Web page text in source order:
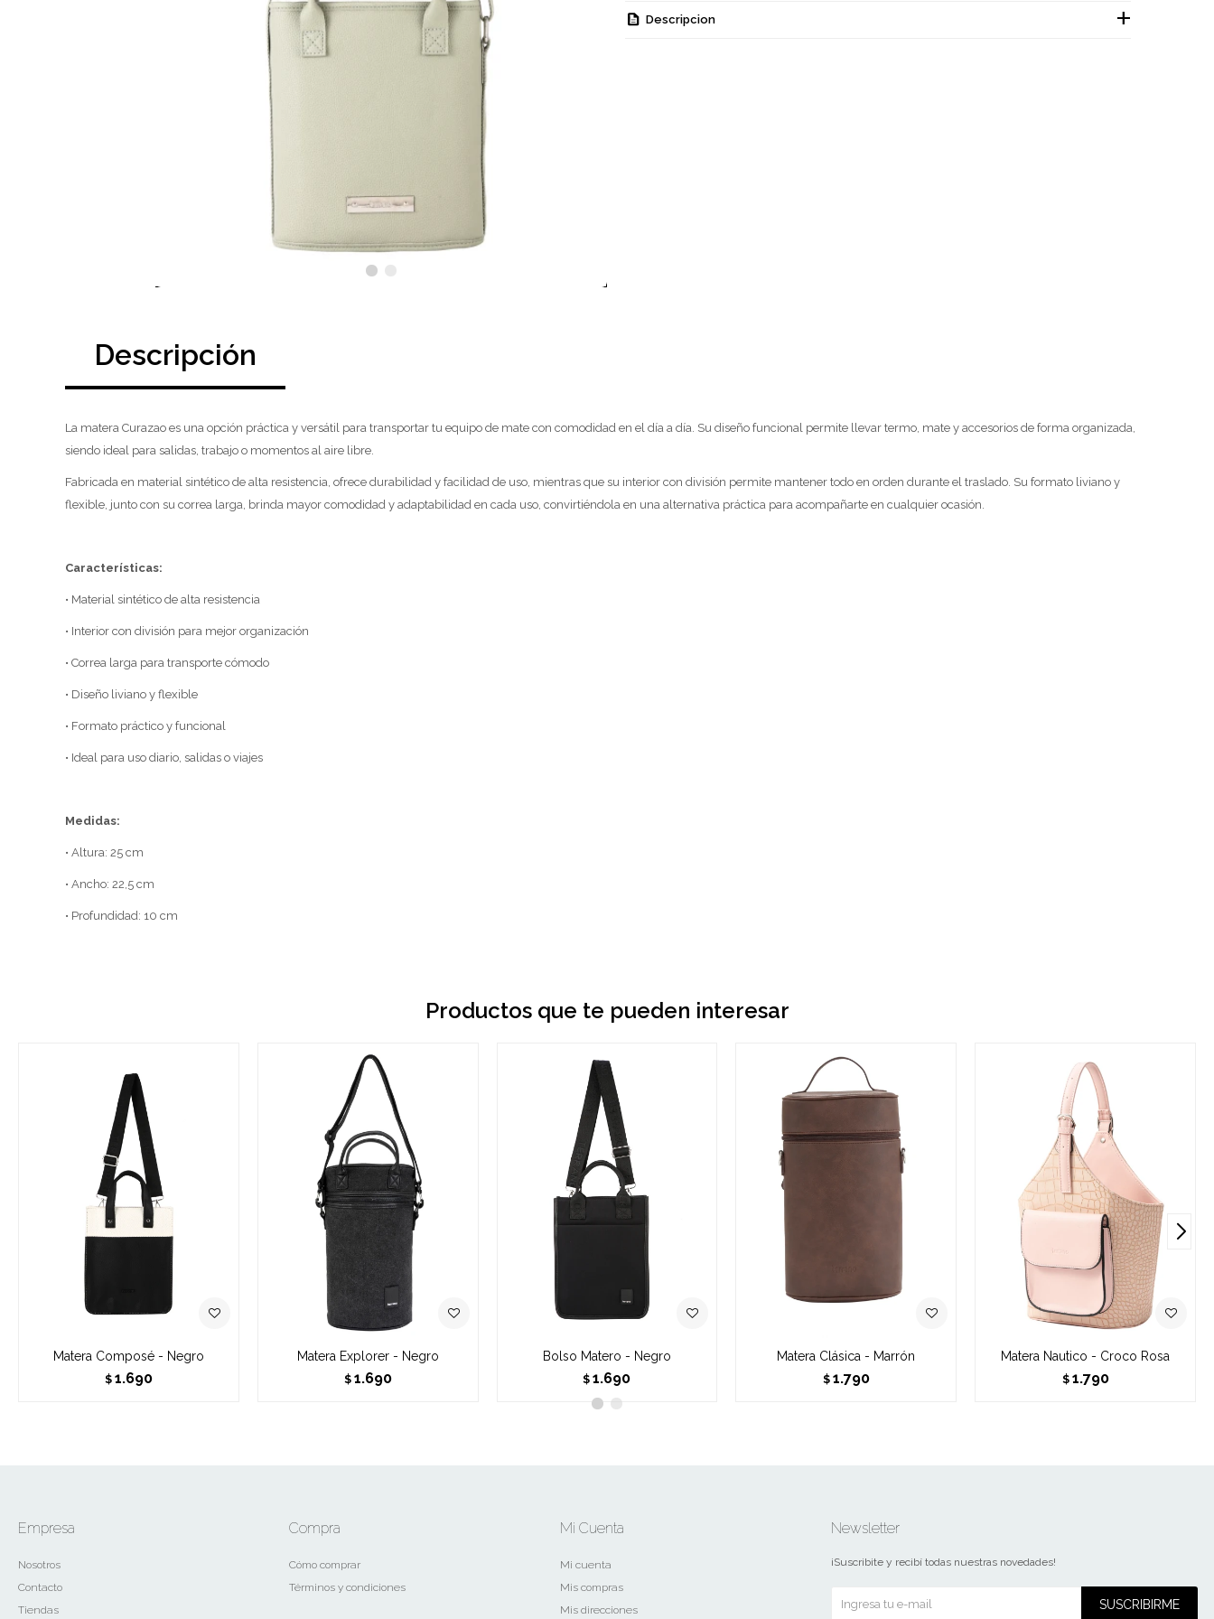
Descripcion
Descripción
La matera Curazao es una opción práctica y versátil para transportar tu equipo de mate con comodidad en el día a día. Su diseño funcional permite llevar termo, mate y accesorios de forma organizada,
siendo ideal para salidas, trabajo o momentos al aire libre.
Fabricada en material sintético de alta resistencia, ofrece durabilidad y facilidad de uso, mientras que su interior con división permite mantener todo en orden durante el traslado. Su formato liviano y
flexible, junto con su correa larga, brinda mayor comodidad y adaptabilidad en cada uso, convirtiéndola en una alternativa práctica para acompañarte en cualquier ocasión.
Características:
• Material sintético de alta resistencia
• Interior con división para mejor organización
• Correa larga para transporte cómodo
• Diseño liviano y flexible
• Formato práctico y funcional
• Ideal para uso diario, salidas o viajes
Medidas:
• Altura: 25 cm
• Ancho: 22,5 cm
• Profundidad: 10 cm
Productos que te pueden interesar
Matera Composé - Negro
$ 1.690
Matera Explorer - Negro
$ 1.690
Bolso Matero - Negro
$ 1.690
Matera Clásica - Marrón
$ 1.790
Matera Nautico - Croco Rosa
$ 1.790
Empresa
Nosotros
Contacto
Tiendas
Compra
Cómo comprar
Términos y condiciones
Mi Cuenta
Mi cuenta
Mis compras
Mis direcciones
Newsletter
¡Suscribite y recibí todas nuestras novedades!
SUSCRIBIRME